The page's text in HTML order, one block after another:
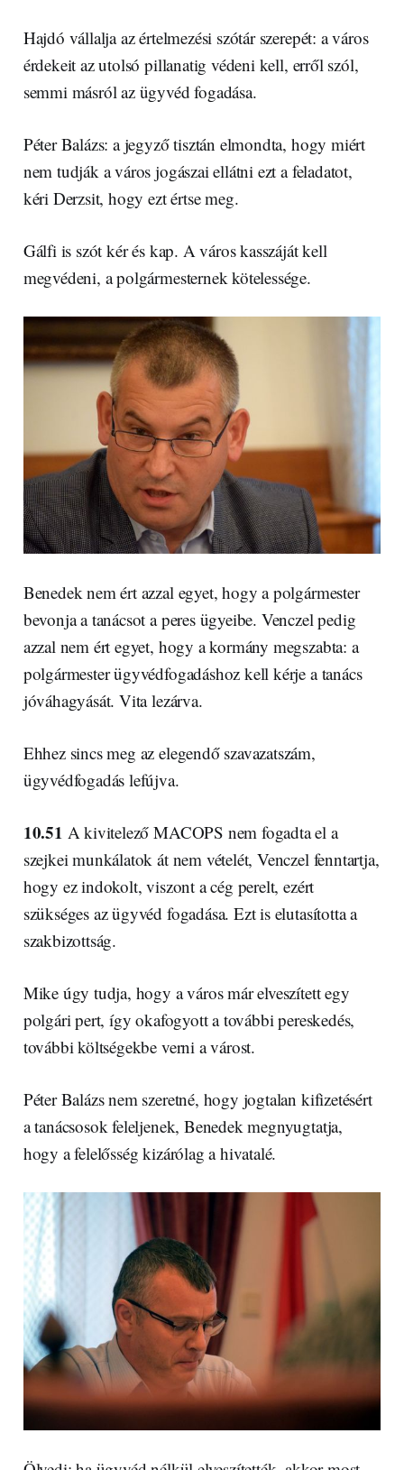
Hajdó vállalja az értelmezési szótár szerepét: a város
érdekeit az utolsó pillanatig védeni kell, erről szól,
semmi másról az ügyvéd fogadása.
Péter Balázs: a jegyző tisztán elmondta, hogy miért
nem tudják a város jogászai ellátni ezt a feladatot,
kéri Derzsit, hogy ezt értse meg.
Gálfi is szót kér és kap. A város kasszáját kell
megvédeni, a polgármesternek kötelessége.
Benedek nem ért azzal egyet, hogy a polgármester
bevonja a tanácsot a peres ügyeibe. Venczel pedig
azzal nem ért egyet, hogy a kormány megszabta: a
polgármester ügyvédfogadáshoz kell kérje a tanács
jóváhagyását. Vita lezárva.
Ehhez sincs meg az elegendő szavazatszám,
ügyvédfogadás lefújva.
10.51 A kivitelező MACOPS nem fogadta el a
szejkei munkálatok át nem vételét, Venczel fenntartja,
hogy ez indokolt, viszont a cég perelt, ezért
szükséges az ügyvéd fogadása. Ezt is elutasította a
szakbizottság.
Mike úgy tudja, hogy a város már elveszített egy
polgári pert, így okafogyott a további pereskedés,
további költségekbe verni a várost.
Péter Balázs nem szeretné, hogy jogtalan kifizetésért
a tanácsosok feleljenek, Benedek megnyugtatja,
hogy a felelősség kizárólag a hivatalé.